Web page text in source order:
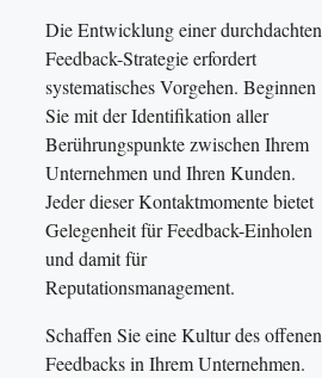
Die Entwicklung einer durchdachten
Feedback-Strategie erfordert
systematisches Vorgehen. Beginnen
Sie mit der Identifikation aller
Berührungspunkte zwischen Ihrem
Unternehmen und Ihren Kunden.
Jeder dieser Kontaktmomente bietet
Gelegenheit für Feedback-Einholen
und damit für
Reputationsmanagement.
Schaffen Sie eine Kultur des offenen
Feedbacks in Ihrem Unternehmen.